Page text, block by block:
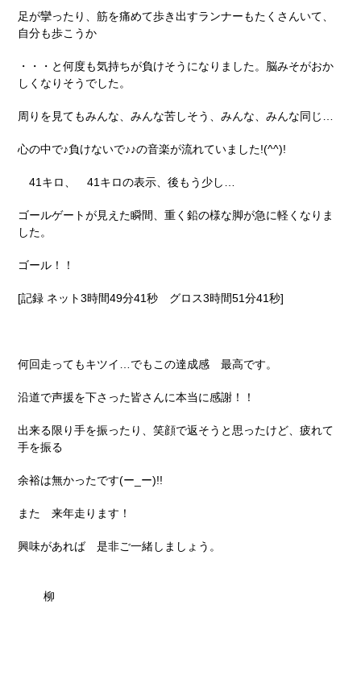
足が攣ったり、筋を痛めて歩き出すランナーもたくさんいて、
自分も歩こうか
・・・と何度も気持ちが負けそうになりました。脳みそがおか
しくなりそうでした。
周りを見てもみんな、みんな苦しそう、みんな、みんな同じ…
心の中で♪負けないで♪♪の音楽が流れていました!(^^)!
41キロ、 41キロの表示、後もう少し…
ゴールゲートが見えた瞬間、重く鉛の様な脚が急に軽くなりま
した。
ゴール！！
[記録 ネット3時間49分41秒 グロス3時間51分41秒]
何回走ってもキツイ…でもこの達成感 最高です。
沿道で声援を下さった皆さんに本当に感謝！！
出来る限り手を振ったり、笑顔で返そうと思ったけど、疲れて
手を振る
余裕は無かったです(ー_ー)!!
また 来年走ります！
興味があれば 是非ご一緒しましょう。
柳